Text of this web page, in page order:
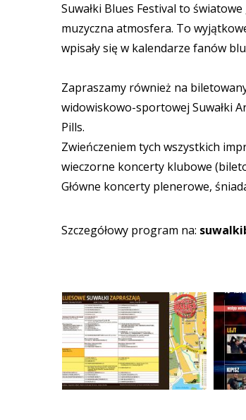
Suwałki Blues Festival to
muzyczna atmosfera. To
wpisały się w kalendarze fanów
Zapraszamy również na
widowiskowo-sportowej Suwałki
Pills.
Zwieńczeniem tych wszystkich
wieczorne koncerty klubowe
Główne koncerty plenerowe,
Szczegółowy program na: